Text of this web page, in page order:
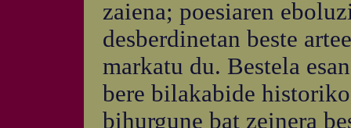
zaiena; poesiaren
desberdinetan beste
markatu du. Bestela
bere bilakabide
bihurgune bat zeinera